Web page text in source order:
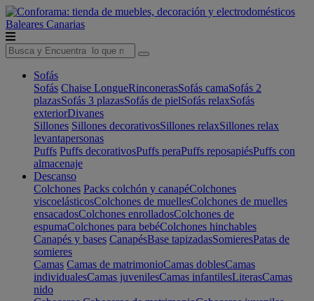
Baleares Canarias
Sofás
Sofás Chaise LongueRinconerasSofás camaSofás 2
plazasSofás 3 plazasSofás de pielSofás relaxSofás
exteriorDivanes
Sillones Sillones decorativosSillones relaxSillones relax
levantapersonas
Puffs Puffs decorativosPuffs peraPuffs reposapiésPuffs con
almacenaje
Descanso
Colchones Packs colchón y canapéColchones
viscoelásticosColchones de muellesColchones de muelles
ensacadosColchones enrolladosColchones de
espumaColchones para bebéColchones hinchables
Canapés y bases CanapésBase tapizadasSomieresPatas de
somieres
Camas Camas de matrimonioCamas doblesCamas
individualesCamas juvenilesCamas infantilesLiterasCamas
nido